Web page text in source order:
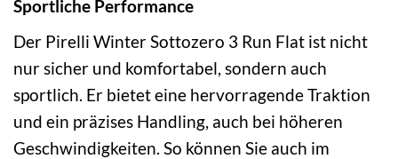
Sportliche Performance
Der Pirelli Winter Sottozero 3 Run Flat ist nicht
nur sicher und komfortabel, sondern auch
sportlich. Er bietet eine hervorragende Traktion
und ein präzises Handling, auch bei höheren
Geschwindigkeiten. So können Sie auch im